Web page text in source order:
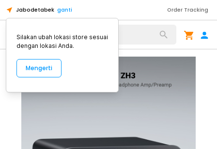
Jabodetabek ganti Order Tracking
Alat Kopi
Silakan ubah lokasi store sesuai
dengan lokasi Anda.
Mengerti